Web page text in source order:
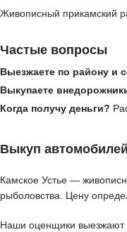
Живописный прикамский
Частые вопросы
Выезжаете по району и
Выкупаете
Когда получу деньги?
Выкуп
Камское Устье —
рыболовства. Цену
Наши оценщики выезжают